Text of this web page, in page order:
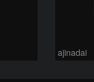
ajinadai